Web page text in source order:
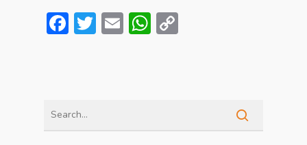
Facebook
Twitter
EmailWhatsApp